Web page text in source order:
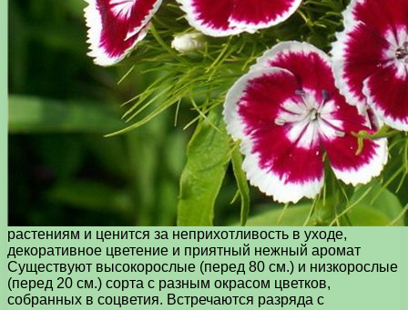
растениям и ценится за неприхотливость в уходе,
декоративное цветение и приятный нежный аромат
Существуют высокорослые (перед 80 см.) и низкорослые
(перед 20 см.) сорта с разным окрасом цветков,
собранных в соцветия. Встречаются разряда с